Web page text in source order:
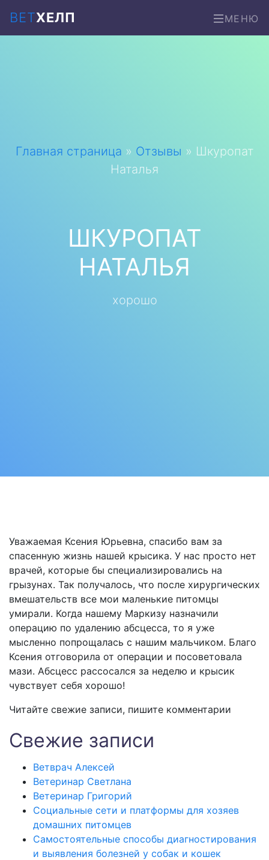
ВЕТХЕЛП МЕНЮ
Главная страница » Отзывы » Шкуропат
Наталья
ШКУРОПАТ
НАТАЛЬЯ
хорошо
Уважаемая Ксения Юрьевна, спасибо вам за
спасенную жизнь нашей крысика. У нас просто нет
врачей, которые бы специализировались на
грызунах. Так получалось, что после хирургических
вмешательств все мои маленькие питомцы
умирали. Когда нашему Маркизу назначили
операцию по удалению абсцесса, то я уже
мысленно попрощалась с нашим мальчиком. Благо
Ксения отговорила от операции и посоветовала
мази. Абсцесс рассосался за неделю и крысик
чувствует себя хорошо!
Читайте свежие записи, пишите комментарии
Свежие записи
Ветврач Алексей
Ветеринар Светлана
Ветеринар Григорий
Социальные сети и платформы для хозяев
домашних питомцев
Самостоятельные способы диагностирования
и выявления болезней у собак и кошек